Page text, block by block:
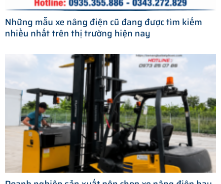
Những mẫu xe nâng điện cũ đang được tìm kiếm
nhiều nhất trên thị trường hiện nay